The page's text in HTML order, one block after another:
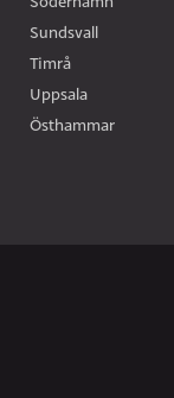
Sundsvall
Timrå
Uppsala
Östhammar